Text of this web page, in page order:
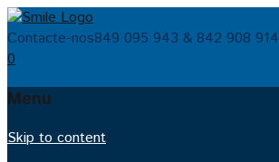
Contacte-nos849 095 943 & 842 908 914
0
Menu
Skip to content